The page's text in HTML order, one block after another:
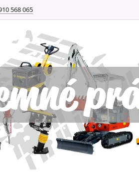
568 065